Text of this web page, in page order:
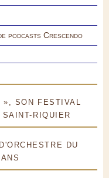
podcasts Crescendo
SON FESTIVAL
RIQUIER
DU